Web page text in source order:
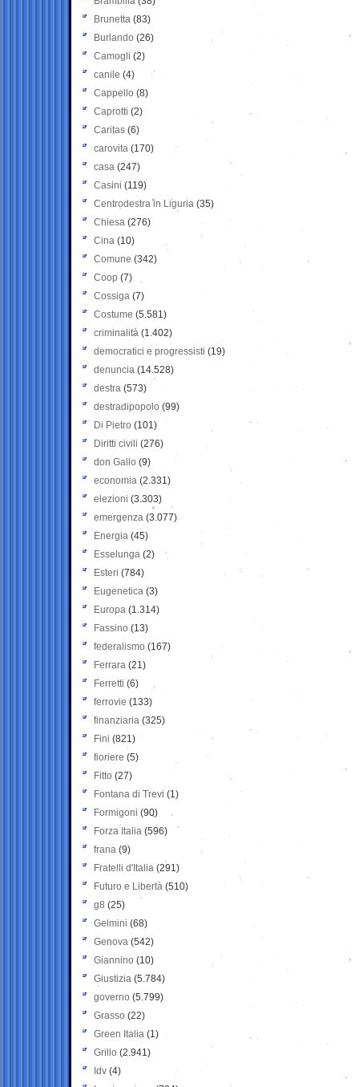
Brunetta (83)
Burlando (26)
Camogli (2)
canile (4)
Cappello (8)
Caprotti (2)
Caritas (6)
carovita (170)
casa (247)
Casini (119)
Centrodestra in Liguria (35)
Chiesa (276)
Cina (10)
Comune (342)
Coop (7)
Cossiga (7)
Costume (5.581)
criminalità (1.402)
democratici e progressisti (19)
denuncia (14.528)
destra (573)
destradipopolo (99)
Di Pietro (101)
Diritti civili (276)
don Gallo (9)
economia (2.331)
elezioni (3.303)
emergenza (3.077)
Energia (45)
Esselunga (2)
Esteri (784)
Eugenetica (3)
Europa (1.314)
Fassino (13)
federalismo (167)
Ferrara (21)
Ferretti (6)
ferrovie (133)
finanziaria (325)
Fini (821)
fioriere (5)
Fitto (27)
Fontana di Trevi (1)
Formigoni (90)
Forza Italia (596)
frana (9)
Fratelli d'Italia (291)
Futuro e Libertà (510)
g8 (25)
Gelmini (68)
Genova (542)
Giannino (10)
Giustizia (5.784)
governo (5.799)
Grasso (22)
Green Italia (1)
Grillo (2.941)
Idv (4)